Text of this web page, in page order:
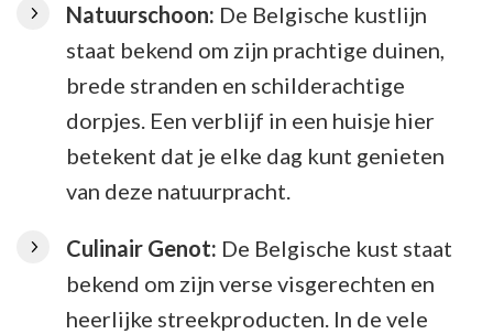
Natuurschoon: De Belgische kustlijn
staat bekend om zijn prachtige duinen,
brede stranden en schilderachtige
dorpjes. Een verblijf in een huisje hier
betekent dat je elke dag kunt genieten
van deze natuurpracht.
Culinair Genot: De Belgische kust staat
bekend om zijn verse visgerechten en
heerlijke streekproducten. In de vele